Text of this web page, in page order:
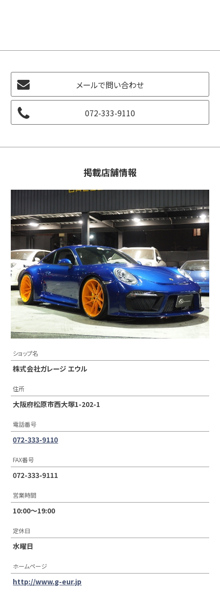
メールで問い合わせ
072-333-9110
掲載店舗情報
ショップ名
株式会社ガレージ エウル
住所
大阪府松原市西大塚1-202-1
電話番号
072-333-9110
FAX番号
072-333-9111
営業時間
10:00〜19:00
定休日
水曜日
ホームページ
http://www.g-eur.jp